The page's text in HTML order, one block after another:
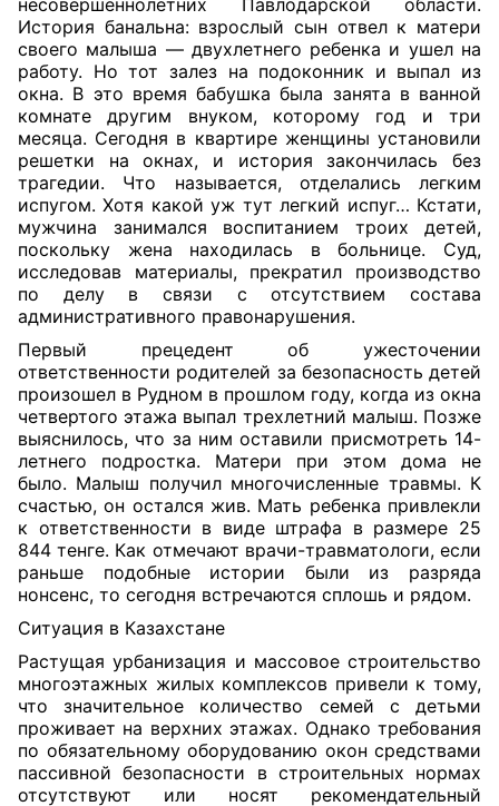
несовершеннолетних Павлодарской области.
История банальна: взрослый сын отвел к матери
своего малыша — двухлетнего ребенка и ушел на
работу. Но тот залез на подоконник и выпал из
окна. В это время бабушка была занята в ванной
комнате другим внуком, которому год и три
месяца. Сегодня в квартире женщины установили
решетки на окнах, и история закончилась без
трагедии. Что называется, отделались легким
испугом. Хотя какой уж тут легкий испуг… Кстати,
мужчина занимался воспитанием троих детей,
поскольку жена находилась в больнице. Суд,
исследовав материалы, прекратил производство
по делу в связи с отсутствием состава
административного правонарушения.
Первый прецедент об ужесточении
ответственности родителей за безопасность детей
произошел в Рудном в прошлом году, когда из окна
четвертого этажа выпал трехлетний малыш. Позже
выяснилось, что за ним оставили присмотреть 14-
летнего подростка. Матери при этом дома не
было. Малыш получил многочисленные травмы. К
счастью, он остался жив. Мать ребенка привлекли
к ответственности в виде штрафа в размере 25
844 тенге. Как отмечают врачи-травматологи, если
раньше подобные истории были из разряда
нонсенс, то сегодня встречаются сплошь и рядом.
Ситуация в Казахстане
Растущая урбанизация и массовое строительство
многоэтажных жилых комплексов привели к тому,
что значительное количество семей с детьми
проживает на верхних этажах. Однако требования
по обязательному оборудованию окон средствами
пассивной безопасности в строительных нормах
отсутствуют или носят рекомендательный